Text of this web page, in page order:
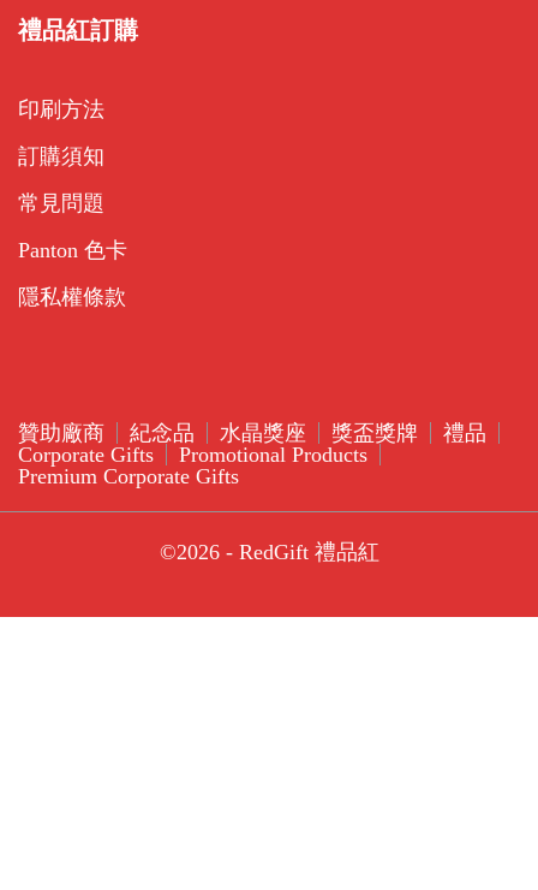
禮品紅訂購
印刷方法
訂購須知
常見問題
Panton 色卡
隱私權條款
贊助廠商 紀念品 水晶獎座 獎盃獎牌
禮品
Corporate Gifts
Promotional Products
Premium Corporate Gifts
©2026 - RedGift 禮品紅